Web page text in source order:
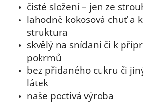
čisté složení – jen ze
lahodně kokosová chuť a
struktura
skvělý na snídani či k
pokrmů
bez přidaného cukru či
látek
naše poctivá výroba